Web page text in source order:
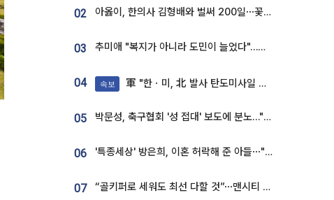
02 아옳이, 한의사 김형배와 벌써 200일⋯꽃다발 들고 "프러포즈 아냐"
03 추미애 "복지가 아니라 도민이 늘었다"…재정난 책임론 정면돌파
04 속보 軍 "한ㆍ미, 北 발사 탄도미사일 제원 정밀분석 중"
05 박문성, 축구협회 '성 접대' 보도에 분노…"다 말아먹으려고 작정했나"
06 '특종세상' 방은희, 이혼 허락해 준 아들⋯"너무 잘 커줬다" 오열
07 “골키퍼로 세워도 최선 다할 것”⋯맨시티 누네스, 주전 경쟁 각오 [인터뷰]